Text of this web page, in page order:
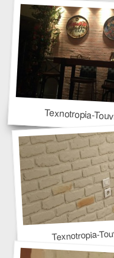
Texnotropia-
Texnotropia-